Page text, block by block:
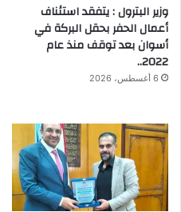
وزير البترول : يتفقد استئناف
أعمال الحفر بحقل البركة في
أسوان بعد توقف منذ عام
2022..
6 أغسطس، 2026